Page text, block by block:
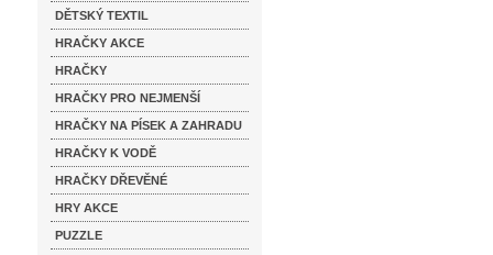
DĚTSKÝ TEXTIL
HRAČKY AKCE
HRAČKY
HRAČKY PRO NEJMENŠÍ
HRAČKY NA PÍSEK A ZAHRADU
HRAČKY K VODĚ
HRAČKY DŘEVĚNÉ
HRY AKCE
PUZZLE